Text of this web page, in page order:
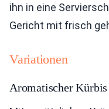
ihn in eine
Gericht mit frisch
Variationen
Aromatischer Kürbis